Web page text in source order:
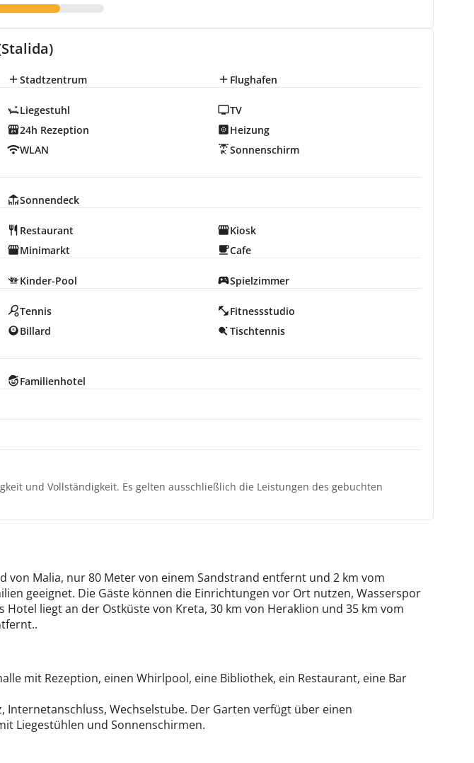
Stadtzentrum Flughafen
Liegestuhl
TV
24h Rezeption
Heizung
WLAN
Sonnenschirm
Sonnendeck
Restaurant
Kiosk
Minimarkt Cafe
Kinder-Pool Spielzimmer
Tennis
Fitnessstudio
Billard
Tischtennis
Familienhotel
und Vollständigkeit. Es gelten ausschließlich die Leistungen des gebuchten
von Malia, nur 80 Meter von einem Sandstrand entfernt und 2 km vom
geeignet. Die Gäste können die Einrichtungen vor Ort nutzen, Wasserspor
Hotel liegt an der Ostküste von Kreta, 30 km von Heraklion und 35 km vom
mit Rezeption, einen Whirlpool, eine Bibliothek, ein Restaurant, eine Bar
Internetanschluss, Wechselstube. Der Garten verfügt über einen
Liegestühlen und Sonnenschirmen.